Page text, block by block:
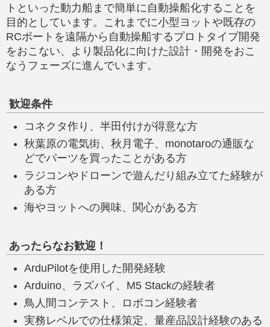
トといった動力船まで簡単に自動操船化することを
目的としています。これまでに小型ヨットや既存の
RCボートを遠隔から自動操船するプロトタイプ開発
をおこない、より製品化に向けた設計・開発をおこ
なうフェーズに進んでいます。
歓迎条件
コネクタ作り、半田付けが得意な方
秋葉原の電気街、秋月電子、monotaroの通販な
どでパーツを買ったことがある方
ラジコンやドローンで遊んだり組み立てた経験が
ある方
海やヨットへの興味、関心がある方
あったらなお歓迎！
ArduPilotを使用した開発経験
Arduino、ラズパイ、M5 Stackの経験者
鳥人間コンテスト、ロボコン経験者
実務レベルでの仕様策定、量産品設計経験のある